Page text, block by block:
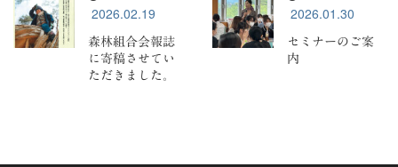
2026.02.19
森林組合会報誌
に寄稿させてい
ただきました。
2026.01.30
セミナーのご案
内